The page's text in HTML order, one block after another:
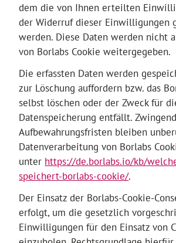
dem die von Ihnen erteilten
der Widerruf dieser Einwilligungen
werden. Diese Daten werden nicht
von Borlabs Cookie weitergegeben.
Die erfassten Daten werden
zur Löschung auffordern bzw. das
selbst löschen oder der Zweck für
Datenspeicherung entfällt.
Aufbewahrungsfristen bleiben
Datenverarbeitung von Borlabs
unter https://de.borlabs.io/kb/
speichert-borlabs-cookie/.
Der Einsatz der Borlabs-Cookie-
erfolgt, um die gesetzlich
Einwilligungen für den Einsatz von